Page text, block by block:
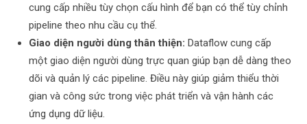
cung cấp nhiều tùy chọn cấu hình để bạn có thể tùy chỉnh
pipeline theo nhu cầu cụ thể.
Giao diện người dùng thân thiện: Dataflow cung cấp
một giao diện người dùng trực quan giúp bạn dễ dàng theo
dõi và quản lý các pipeline. Điều này giúp giảm thiểu thời
gian và công sức trong việc phát triển và vận hành các
ứng dụng dữ liệu.